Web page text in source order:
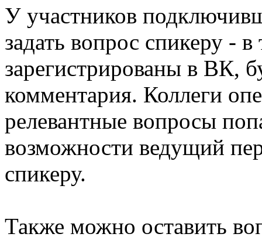
У участников
задать вопрос спикеру -
зарегистрированы в ВК,
комментария. Коллеги
релевантные вопросы
возможности ведущий
спикеру.
Также можно оставить